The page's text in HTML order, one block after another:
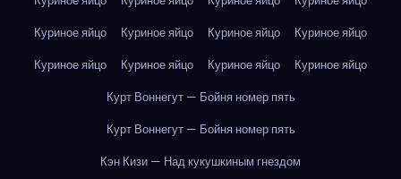
Куриное яйцо
Куриное яйцо Куриное яйцо
Куриное яйцо
Куриное яйцо
Куриное яйцо Куриное яйцо
Куриное яйцо
Курт Воннегут — Бойня номер пять
Курт Воннегут — Бойня номер пять
Кэн Кизи — Над кукушкиным гнездом